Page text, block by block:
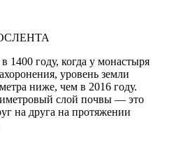
1400 году, когда у монастыря
уровень земли
ниже, чем в 2016 году.
слой почвы — это
на друга на протяжении